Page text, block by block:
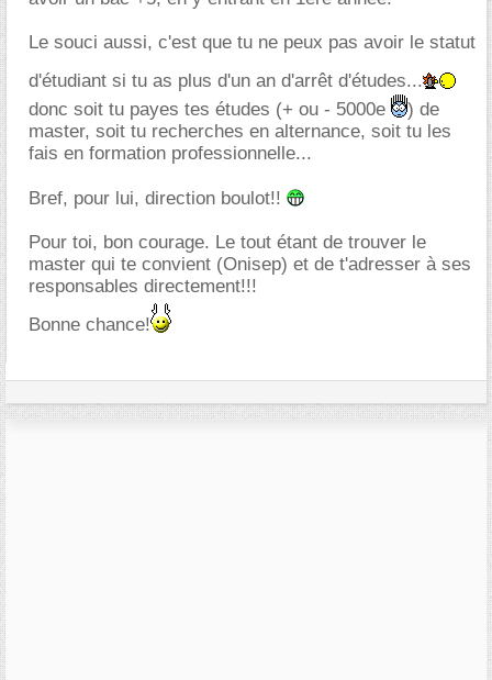
Le souci aussi, c'est que tu ne peux pas avoir le statut
d'étudiant si tu as plus d'un an d'arrêt d'études...
donc soit tu payes tes études (+ ou - 5000e
) de
master, soit tu recherches en alternance, soit tu les
fais en formation professionnelle...
Bref, pour lui, direction boulot!!
Pour toi, bon courage. Le tout étant de trouver le
master qui te convient (Onisep) et de t'adresser à ses
responsables directement!!!
Bonne chance!